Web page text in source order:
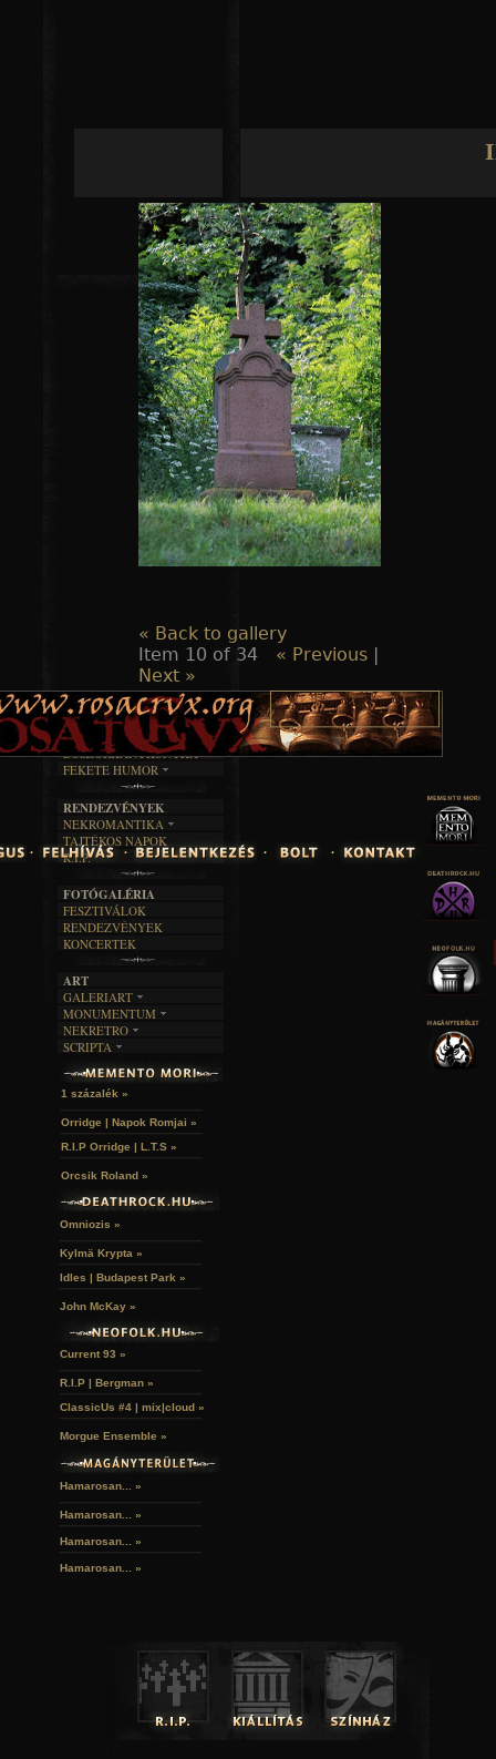
« Back to gallery
Item 10 of 34
« Previous
Next »
TAJTÉKOS LAPOK
ZENE
EGYÜTTESEK
INTERJÚK
FORDÍTÁSOK
DALSZÖVEGEK
ÍRÁSOK
IRODALOM
FILM
ÍRÁSTÖRTÉNET
BOSZORKÁNYKONYHA
FEKETE HUMOR
SZÖVEGES
RENDEZVÉNYEK
NEKROMANTIKA
AKTUÁLIS
A MÚLT
TAJTÉKOS NAPOK
R.I.P.
FOTÓGALÉRIA
FESZTIVÁLOK
RENDEZVÉNYEK
KONCERTEK
ART
GALERIART
ARTGALERI
KÉPREGÉNYEK
LAKÁSKULTS
MONUMENTUM
TEMETŐK
TEMPLOMOK
VÁRAK
HELYEK
NEKRETRO
SZUBKULT
FEKETE LYUK
RELIKVIÁK
SCRIPTA
NOVELLÁK
VERSEK
1 százalék »
Orridge | Napok Romjai »
R.I.P Orridge | L.T.S »
Orcsik Roland »
Omniozis »
Kylmä Krypta »
Idles | Budapest Park »
John McKay »
Current 93 »
R.I.P | Bergman »
ClassicUs #4 | mix|cloud »
Morgue Ensemble »
Hamarosan... »
Hamarosan... »
Hamarosan... »
Hamarosan... »